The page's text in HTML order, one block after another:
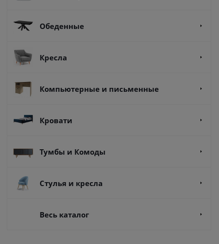
Обеденные
Кресла
Компьютерные и письменные
Кровати
Тумбы и Комоды
Стулья и кресла
Весь каталог